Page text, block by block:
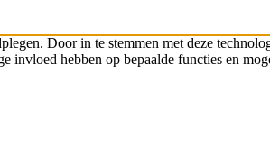
Door in te stemmen met deze
invloed hebben op bepaalde functies en